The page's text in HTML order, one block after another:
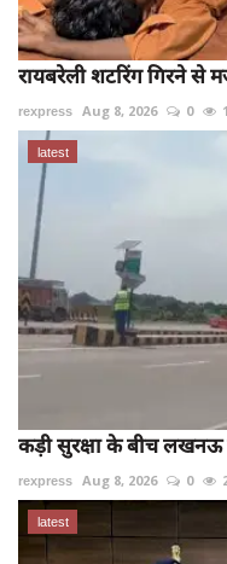
रायबरेली शटरिंग गिरने
rexpress Aug 8, 2026 0
latest
कड़ी सुरक्षा के बीच
rexpress Aug 8, 2026 0
latest